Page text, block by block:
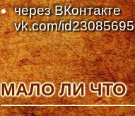
через ВКонтакте
vk.com/id23085695
МАЛО ЛИ ЧТО